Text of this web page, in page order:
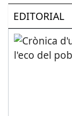
EDITORIAL